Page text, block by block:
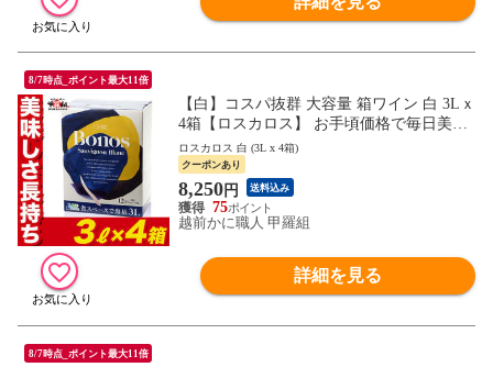
8/7時点_ポイント最大11倍
【白】コスパ抜群 大容量 箱ワイン 白 3Lｘ
4箱【ロスカロス】 お手頃価格で毎日美味
しく飲める バッグインボックスワイン イ
ベント パーティ お祝い
ロスカロス 白 (3L x 4箱)
クーポンあり
8,250円 送料込み
75
越前かに職人 甲羅組
詳細を見る
8/7時点_ポイント最大11倍